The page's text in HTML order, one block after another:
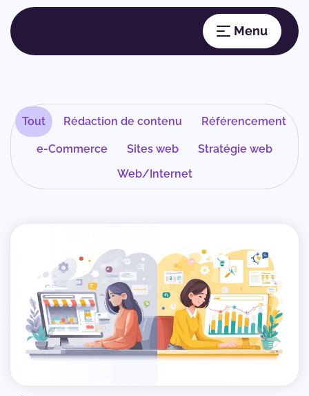
Tout Rédaction de contenu Référencement
e-Commerce Sites web
Stratégie web
Web/Internet